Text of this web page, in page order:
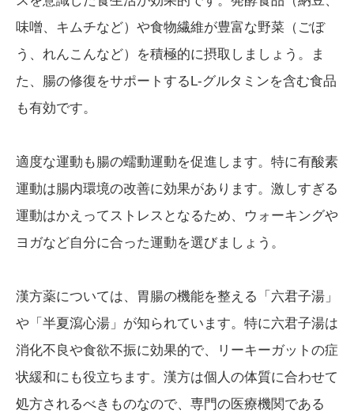
味噌、キムチなど）や食物繊維が豊富な野菜（ごぼ
う、れんこんなど）を積極的に摂取しましょう。ま
た、腸の修復をサポートするL-グルタミンを含む食品
も有効です。
適度な運動も腸の蠕動運動を促進します。特に有酸素
運動は腸内環境の改善に効果があります。激しすぎる
運動はかえってストレスとなるため、ウォーキングや
ヨガなど自分に合った運動を選びましょう。
漢方薬については、胃腸の機能を整える「六君子湯」
や「半夏瀉心湯」が知られています。特に六君子湯は
消化不良や食欲不振に効果的で、リーキーガットの症
状緩和にも役立ちます。漢方は個人の体質に合わせて
処方されるべきものなので、専門の医療機関である